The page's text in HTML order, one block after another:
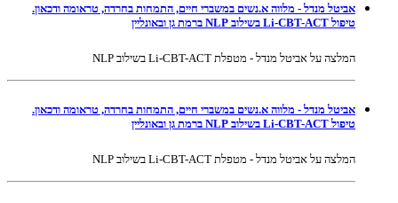
אביטל מנדל - מלווה א.נשים במשברי חיים, התמחות בחרדה, טראומה ודכאון.
טיפול Li-CBT-ACT בשילוב NLP ברמת גן ובאונליין
המלצה על אביטל מנדל - מטפלת Li-CBT-ACT בשילוב NLP
אביטל מנדל - מלווה א.נשים במשברי חיים, התמחות בחרדה, טראומה ודכאון.
טיפול Li-CBT-ACT בשילוב NLP ברמת גן ובאונליין
המלצה על אביטל מנדל - מטפלת Li-CBT-ACT בשילוב NLP